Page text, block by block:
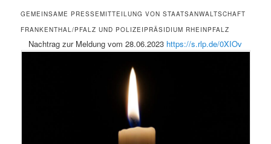
GEMEINSAME PRESSEMITTEILUNG VON STAATSANWALTSCHAFT
FRANKENTHAL/PFALZ UND POLIZEIPRÄSIDIUM RHEINPFALZ
Nachtrag zur Meldung vom 28.06.2023 https://s.rlp.de/0XIOv